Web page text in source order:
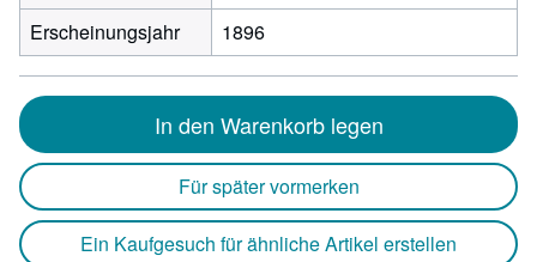
Erscheinungsjahr
1896
In den Warenkorb legen
Für später vormerken
Ein Kaufgesuch für ähnliche Artikel erstellen